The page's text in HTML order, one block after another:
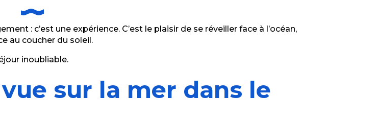
: c’est une expérience. C’est le plaisir de se réveiller face à l’océan,
au coucher du soleil.
inoubliable.
sur la mer dans le